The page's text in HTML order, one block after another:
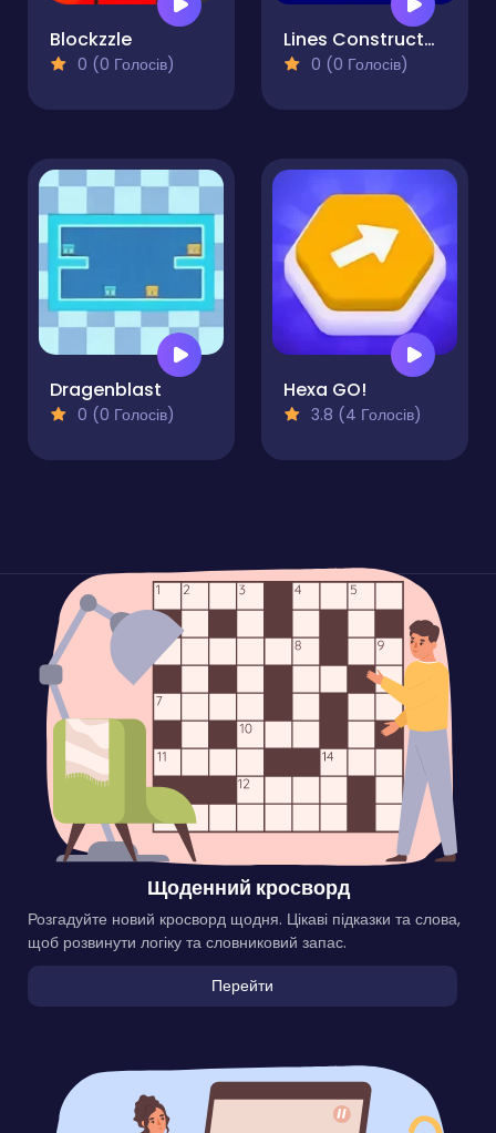
Blockzzle
0 (0 Голосів)
Lines Constructor - Puzzle
0 (0 Голосів)
Dragenblast
0 (0 Голосів)
Hexa GO!
3.8 (4 Голосів)
Щоденний кросворд
Розгадуйте новий кросворд щодня. Цікаві підказки та слова,
щоб розвинути логіку та словниковий запас.
Перейти